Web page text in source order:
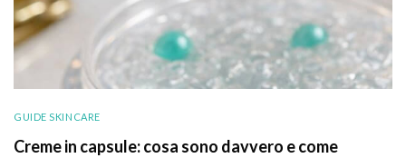
GUIDE SKINCARE
Creme in capsule: cosa sono davvero e come